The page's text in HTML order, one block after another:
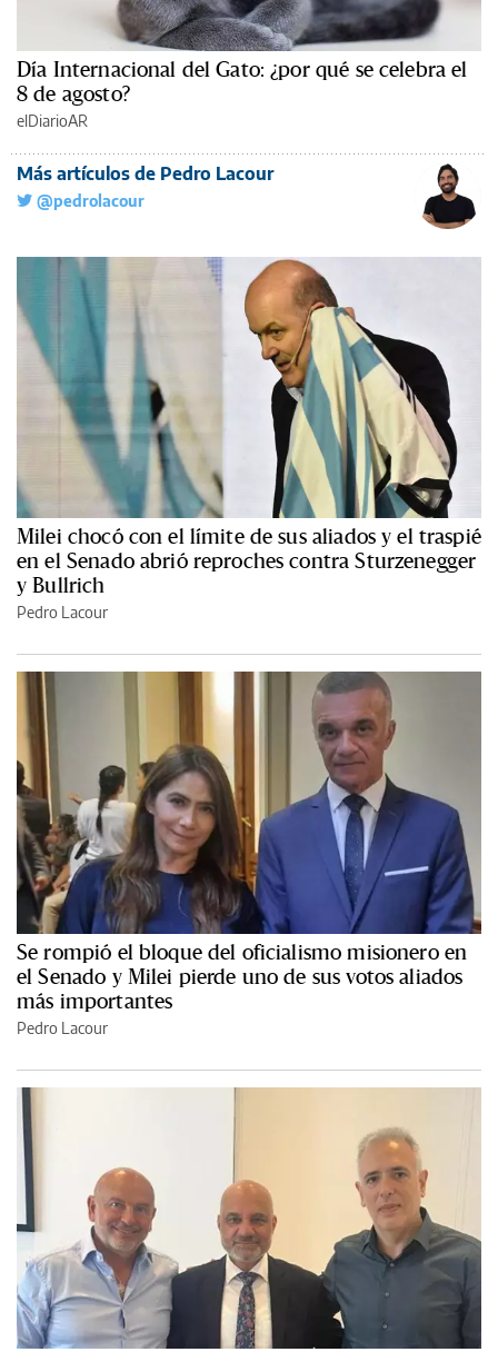
Día Internacional del Gato: ¿por qué se celebra el
8 de agosto?
elDiarioAR
Más artículos de Pedro Lacour
@pedrolacour
Milei chocó con el límite de sus aliados y el traspié
en el Senado abrió reproches contra Sturzenegger
y Bullrich
Pedro Lacour
Se rompió el bloque del oficialismo misionero en
el Senado y Milei pierde uno de sus votos aliados
más importantes
Pedro Lacour